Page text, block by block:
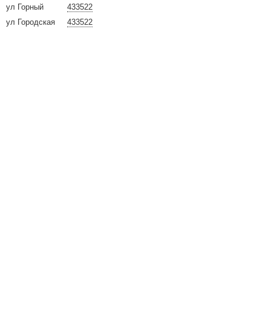
433522
ул Горный
433522
ул Городская